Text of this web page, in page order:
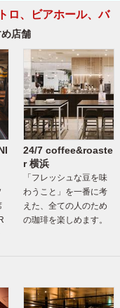
ロ、ビアホール、バ
店舗
24/7 coffee&roaste
r 横浜
「フレッシュな豆を味
わうこと」を一番に考
えた、全ての人のため
の珈琲を楽しめます。